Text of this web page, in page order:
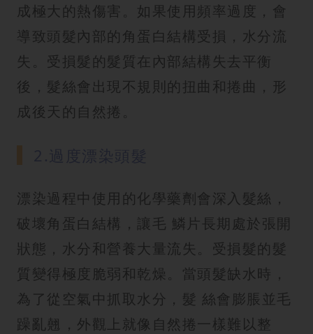
成極大的熱傷害。如果使用頻率過度，會
導致頭髮內部的角蛋白結構受損，水分流
失。受損髮的髮質在內部結構失去平衡
後，髮絲會出現不規則的扭曲和捲曲，形
成後天的自然捲。
漂染過程中使用的化學藥劑會深入髮絲，
破壞角蛋白結構，讓毛 鱗片長期處於張開
狀態，水分和營養大量流失。受損髮的髮
質變得極度脆弱和乾燥。當頭髮缺水時，
為了從空氣中抓取水分，髮 絲會膨脹並毛
躁亂翹，外觀上就像自然捲一樣難以整